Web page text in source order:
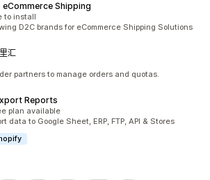
Shipping
to install
D2C brands for eCommerce Shipping Solutions
汇
partners to manage orders and quotas.
Reports
plan available
data to Google Sheet, ERP, FTP, API & Stores